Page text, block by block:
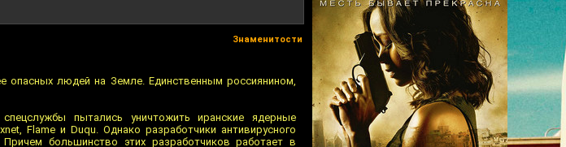
Знаменитости
опасных людей на Земле. Единственным россиянином,
пытались уничтожить иранские ядерные
Flame и Duqu. Однако разработчики антивирусного
большинство этих разработчиков работает в